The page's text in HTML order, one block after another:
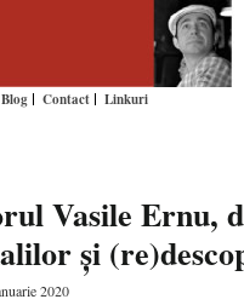
Blog Contact Linkuri
Vasile Ernu,
și
2020